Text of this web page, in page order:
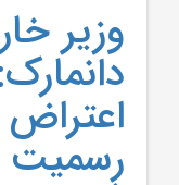
وزير
رسميت